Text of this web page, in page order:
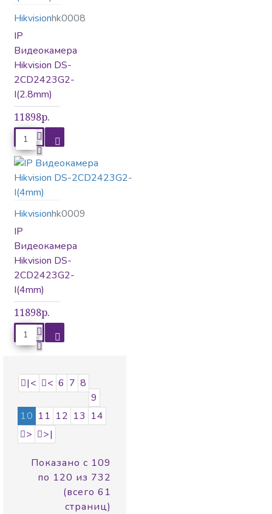
Hikvisionhk0008
IP
Видеокамера
Hikvision DS-
2CD2423G2-
I(2.8mm)
11898р.
Hikvisionhk0009
IP
Видеокамера
Hikvision DS-
2CD2423G2-
I(4mm)
11898р.
|< < 6 7 8
9
10 11 12 13 14
>
>|
Показано с 109
по 120 из 732
(всего 61
страниц)